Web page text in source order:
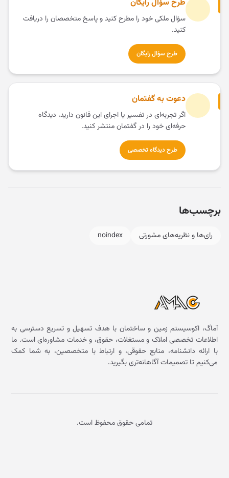
طرح سؤال رایگان
سؤال ملکی خود را مطرح کنید و پاسخ متخصصان را دریافت
کنید.
طرح سؤال رایگان
دعوت به گفتمان
اگر تجربه‌ای در تفسیر یا اجرای این قانون دارید، دیدگاه
حرفه‌ای خود را در گفتمان منتشر کنید.
طرح دیدگاه تخصصی
برچسب‌ها
رای‌ها و نظریه‌های مشورتی noindex
آماگ، اکوسیستم زمین و ساختمان با هدف تسهیل و تسریع دسترسی به
اطلاعات تخصصی املاک و مستغلات، حقوق، و خدمات مشاوره‌ای است. ما
با ارائه دانشنامه، منابع حقوقی، و ارتباط با متخصصین، به شما کمک
می‌کنیم تا تصمیمات آگاهانه‌تری بگیرید.
تمامی حقوق محفوظ است.